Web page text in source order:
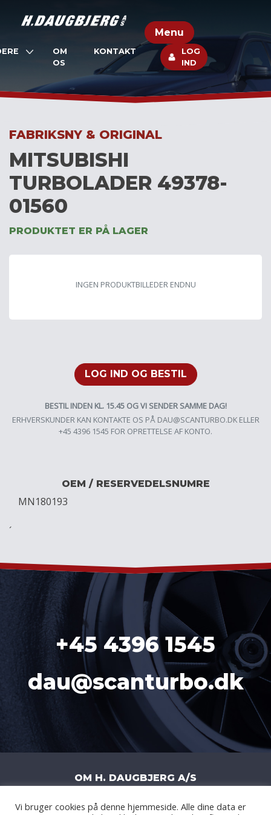
Menu
OM
OS
KONTAKT
LOG
IND
FABRIKSNY & ORIGINAL
MITSUBISHI
TURBOLADER 49378-
01560
PRODUKTET ER PÅ LAGER
INGEN PRODUKTBILLEDER ENDNU
LOG IND OG BESTIL
BESTIL INDEN KL. 15.45 OG VI SENDER SAMME DAG!
ERHVERSKUNDER KAN KONTAKTE OS PÅ DAU@SCANTURBO.DKELLER
+45 4396 1545 FOR OPRETTELSE AF KONTO.
OEM / RESERVEDELSNUMRE
MN180193
´
+45 4396 1545
dau@scanturbo.dk
OM H. DAUGBJERG A/S
H. DAUGBJERG A/S | LITERBUEN 11J |
Vi bruger cookies på denne hjemmeside. Alle dine data er